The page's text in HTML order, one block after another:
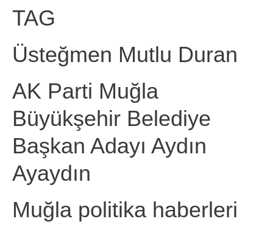
TAG
Üsteğmen Mutlu Duran
AK Parti Muğla
Büyükşehir Belediye
Başkan Adayı Aydın
Ayaydın
Muğla politika haberleri